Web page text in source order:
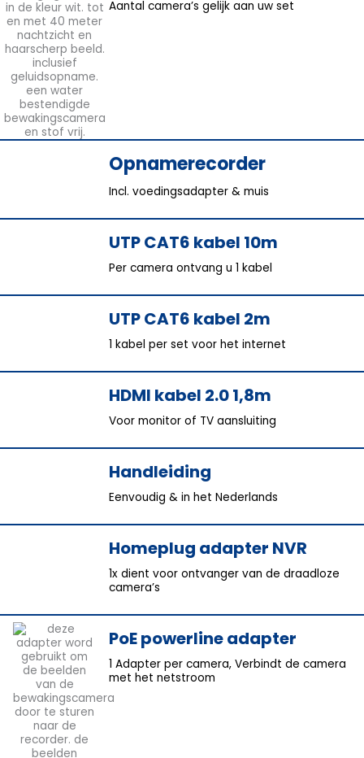
Aantal camera’s gelijk aan uw set
Opnamerecorder
Incl. voedingsadapter & muis
UTP CAT6 kabel 10m
Per camera ontvang u 1 kabel
UTP CAT6 kabel 2m
1 kabel per set voor het internet
HDMI kabel 2.0 1,8m
Voor monitor of TV aansluiting
Handleiding
Eenvoudig & in het Nederlands
Homeplug adapter NVR
1x dient voor ontvanger van de draadloze
camera’s
PoE powerline adapter
1 Adapter per camera, Verbindt de camera
met het netstroom